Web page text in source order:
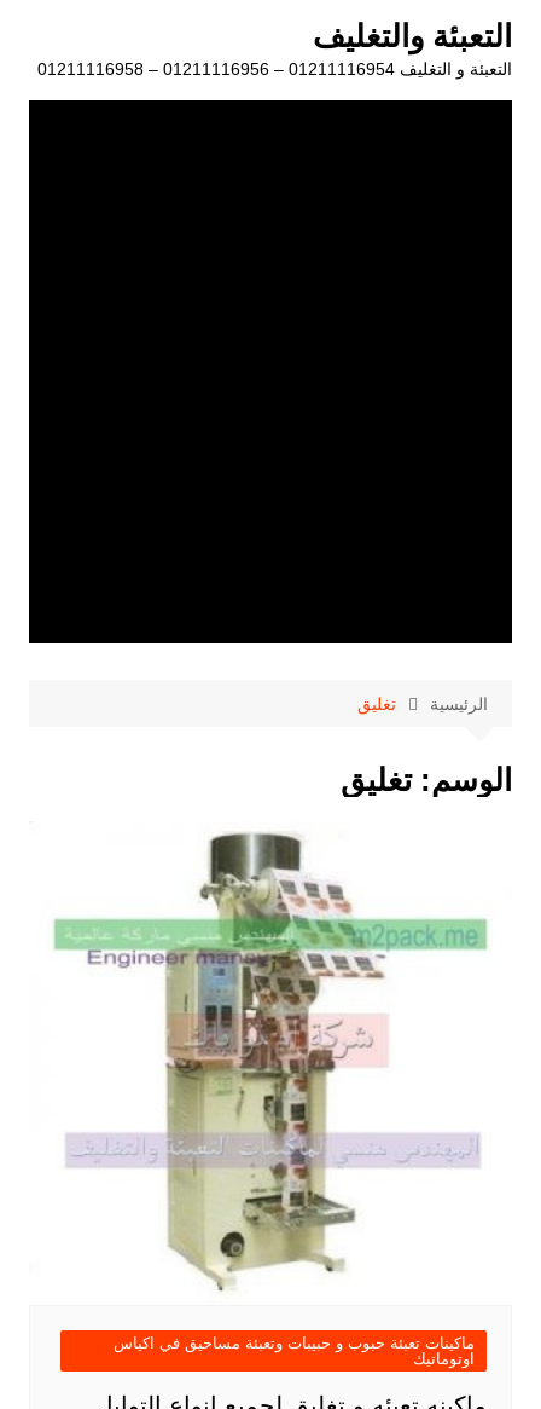
المحتوى
التعبئة والتغليف
التعبئة و التغليف 01211116954 – 01211116956 – 01211116958
الرئيسية تغليق
الوسم:تغليق
ماكينات تعبئة حبوب و حبيبات وتعبئة مساحيق في اكياس
اوتوماتيك